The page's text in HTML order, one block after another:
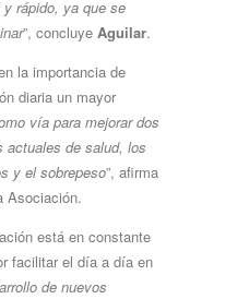
rápido, ya que se
”, concluye Aguilar.
la importancia de
diaria un mayor
vía para mejorar dos
actuales de salud, los
y el sobrepeso”, afirma
Asociación.
está en constante
facilitar el día a día en
de nuevos